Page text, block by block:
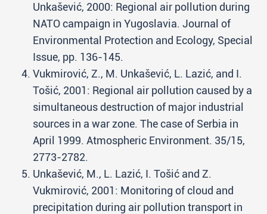
Unkašević, 2000: Regional air pollution during
NATO campaign in Yugoslavia. Journal of
Environmental Protection and Ecology, Special
Issue, pp. 136-145.
Vukmirović, Z., M. Unkašević, L. Lazić, and I.
Tošić, 2001: Regional air pollution caused by a
simultaneous destruction of major industrial
sources in a war zone. The case of Serbia in
April 1999. Atmospheric Environment. 35/15,
2773-2782.
Unkašević, M., L. Lazić, I. Tošić and Z.
Vukmirović, 2001: Monitoring of cloud and
precipitation during air pollution transport in